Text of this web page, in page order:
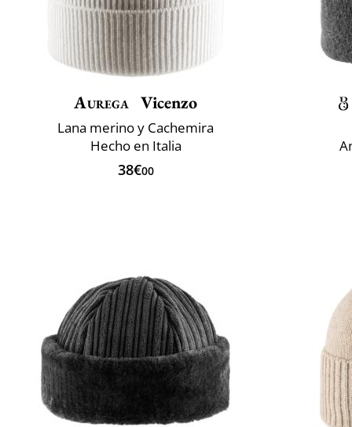
Aurega Vicenzo
Lana merino y Cachemira
Hecho en Italia
38€00